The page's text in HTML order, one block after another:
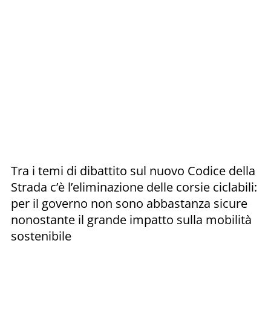
Tra i temi di dibattito sul nuovo Codice della
Strada c’è l’eliminazione delle corsie ciclabili:
per il governo non sono abbastanza sicure
nonostante il grande impatto sulla mobilità
sostenibile